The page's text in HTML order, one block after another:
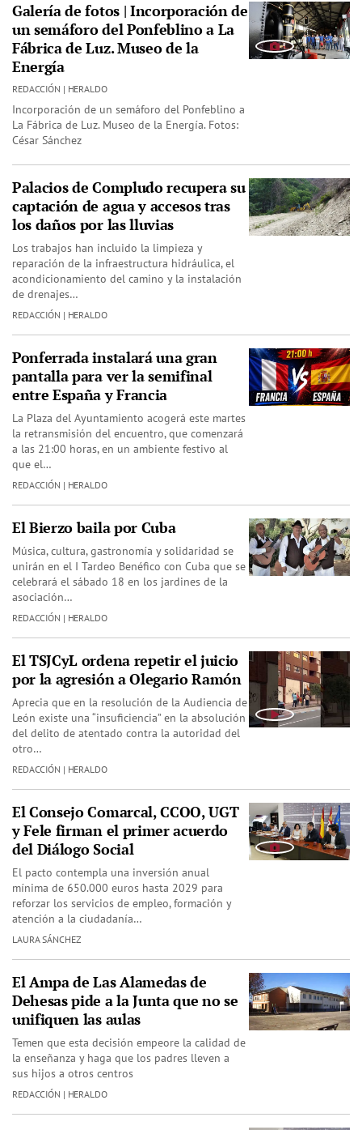
Galería de fotos | Incorporación de
un semáforo del Ponfeblino a La
Fábrica de Luz. Museo de la
Energía
REDACCIÓN | HERALDO
Incorporación de un semáforo del Ponfeblino a
La Fábrica de Luz. Museo de la Energía. Fotos:
César Sánchez
Palacios de Compludo recupera su
captación de agua y accesos tras
los daños por las lluvias
Los trabajos han incluido la limpieza y
reparación de la infraestructura hidráulica, el
acondicionamiento del camino y la instalación
de drenajes…
REDACCIÓN | HERALDO
Ponferrada instalará una gran
pantalla para ver la semifinal
entre España y Francia
La Plaza del Ayuntamiento acogerá este martes
la retransmisión del encuentro, que comenzará
a las 21:00 horas, en un ambiente festivo al
que el…
REDACCIÓN | HERALDO
El Bierzo baila por Cuba
Música, cultura, gastronomía y solidaridad se
unirán en el I Tardeo Benéfico con Cuba que se
celebrará el sábado 18 en los jardines de la
asociación…
REDACCIÓN | HERALDO
El TSJCyL ordena repetir el juicio
por la agresión a Olegario Ramón
Aprecia que en la resolución de la Audiencia de
León existe una “insuficiencia” en la absolución
del delito de atentado contra la autoridad del
otro…
REDACCIÓN | HERALDO
El Consejo Comarcal, CCOO, UGT
y Fele firman el primer acuerdo
del Diálogo Social
El pacto contempla una inversión anual
mínima de 650.000 euros hasta 2029 para
reforzar los servicios de empleo, formación y
atención a la ciudadanía…
LAURA SÁNCHEZ
El Ampa de Las Alamedas de
Dehesas pide a la Junta que no se
unifiquen las aulas
Temen que esta decisión empeore la calidad de
la enseñanza y haga que los padres lleven a
sus hijos a otros centros
REDACCIÓN | HERALDO